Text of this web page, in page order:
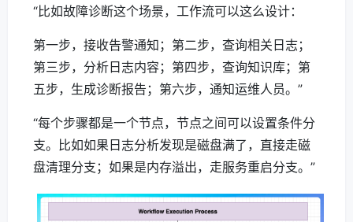
“比如故障诊断这个场景，工作流可以这么设计：
第一步，接收告警通知；第二步，查询相关日志；
第三步，分析日志内容；第四步，查询知识库；第
五步，生成诊断报告；第六步，通知运维人员。”
“每个步骤都是一个节点，节点之间可以设置条件分
支。比如如果日志分析发现是磁盘满了，直接走磁
盘清理分支；如果是内存溢出，走服务重启分支。”